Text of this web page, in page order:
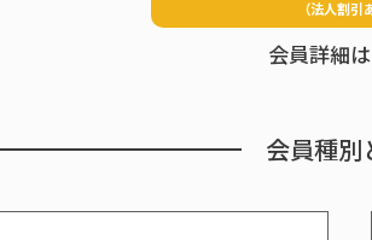
（法人割引
会員詳細は
会員種別